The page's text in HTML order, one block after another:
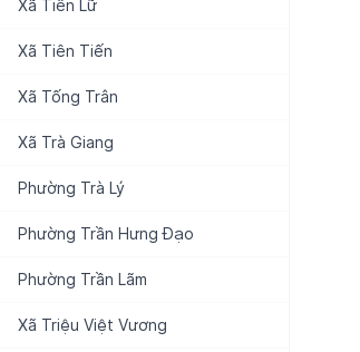
Xã Tiên Lữ
Xã Tiên Tiến
Xã Tống Trân
Xã Trà Giang
Phường Trà Lý
Phường Trần Hưng Đạo
Phường Trần Lãm
Xã Triệu Việt Vương